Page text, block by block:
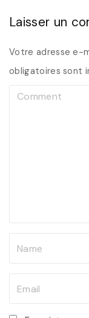
Laisser un
Votre adresse e-
obligatoires sont